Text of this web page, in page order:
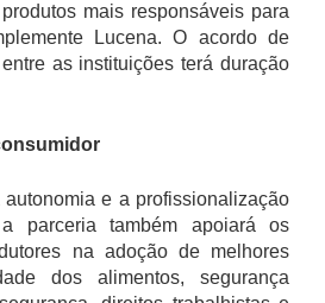
mais responsáveis para
Lucena. O acordo de
as instituições terá duração
e a profissionalização
parceria também apoiará os
na adoção de melhores
dos alimentos, segurança